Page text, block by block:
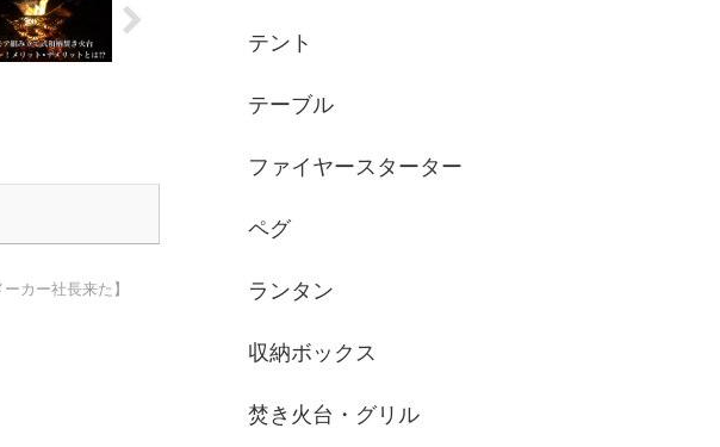
カー社長来た】
テント
テーブル
ファイヤースターター
ペグ
ランタン
収納ボックス
焚き火台・グリル